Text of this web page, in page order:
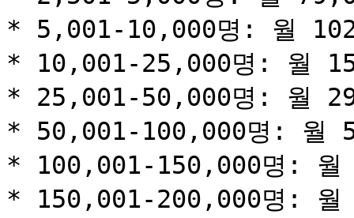
* 5,001-10,000명: 월
* 10,001-25,000명: 월
* 25,001-50,000명: 월
* 50,001-100,000명: 월
* 100,001-150,000명:
* 150,001-200,000명: